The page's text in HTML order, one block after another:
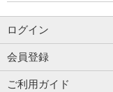
ログイン
会員登録
ご利用ガイド